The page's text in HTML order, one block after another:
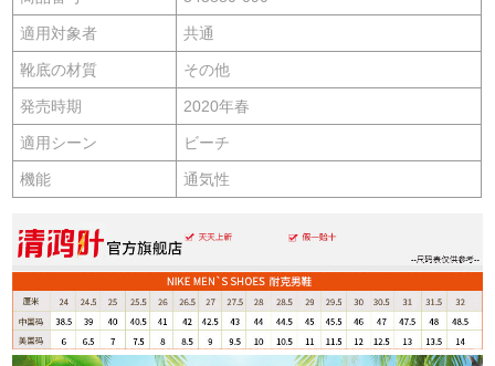
適用対象者 共通
靴底の材質 その他
発売時期 2020年春
適用シーン ビーチ
機能 通気性